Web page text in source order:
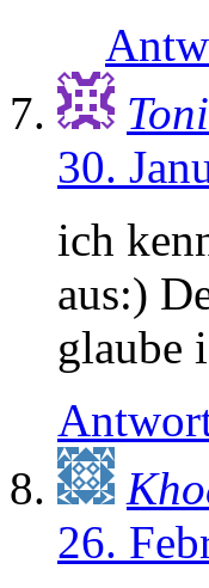
Toni
30.
ich
aus:)
glaube
26.